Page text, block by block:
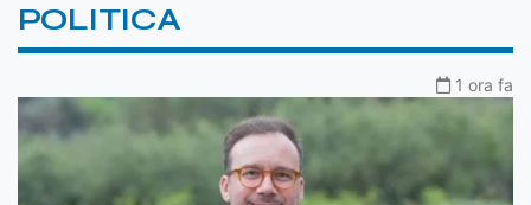
POLITICA
1 ora fa